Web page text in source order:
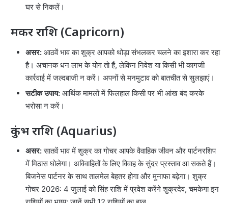
घर से निकलें।
मकर राशि (Capricorn)
असर: आठवें भाव का शुक्र आपको थोड़ा संभलकर चलने का इशारा कर रहा
है। अचानक धन लाभ के योग तो हैं, लेकिन निवेश या किसी भी कागजी
कार्रवाई में जल्दबाजी न करें। अपनों से मनमुटाव को बातचीत से सुलझाएं।
सटीक उपाय: आर्थिक मामलों में फिलहाल किसी पर भी आंख बंद करके
भरोसा न करें।
कुंभ राशि (Aquarius)
असर:सातवें भाव में शुक्र का गोचर आपके वैवाहिक जीवन और पार्टनरशिप
में मिठास घोलेगा। अविवाहितों के लिए विवाह के सुंदर प्रस्ताव आ सकते हैं।
बिजनेस पार्टनर के साथ तालमेल बेहतर होगा और मुनाफा बढ़ेगा। शुक्र
गोचर 2026: 4 जुलाई को सिंह राशि में प्रवेश करेंगे शुक्रदेव, चमकेगा इन